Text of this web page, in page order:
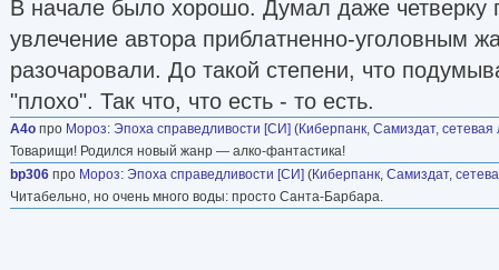
В начале было хорошо. Думал даже четверку
увлечение автора приблатненно-уголовным
разочаровали. До такой степени, что
"плохо". Так что, что есть - то есть.
A4o про Мороз: Эпоха справедливости [СИ] (Киберпанк, Самиздат, сетевая
Товарищи! Родился новый жанр — алко-фантастика!
bp306 про Мороз: Эпоха справедливости [СИ] (Киберпанк, Самиздат,
Читабельно, но очень много воды: просто Санта-Барбара.